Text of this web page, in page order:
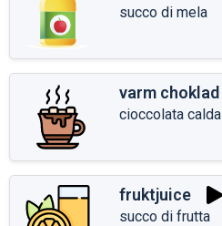
succo di mela
varm choklad
cioccolata calda
fruktjuice
succo di frutta